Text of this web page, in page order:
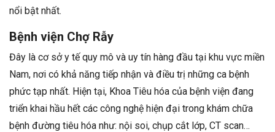
nổi bật nhất.
Bệnh viện Chợ Rẫy
Đây là cơ sở y tế quy mô và uy tín hàng đầu tại khu vực miền
Nam, nơi có khả năng tiếp nhận và điều trị những ca bệnh
phức tạp nhất. Hiện tại, Khoa Tiêu hóa của bệnh viện đang
triển khai hầu hết các công nghệ hiện đại trong khám chữa
bệnh đường tiêu hóa như: nội soi, chụp cắt lớp, CT scan…